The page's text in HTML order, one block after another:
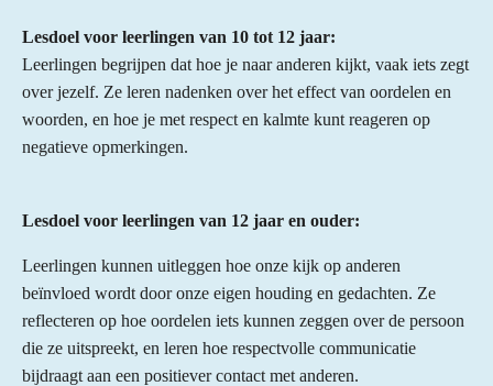
r
r
e
n
Lesdoel voor leerlingen van 10 tot 12 jaar:
Leerlingen begrijpen dat hoe je naar anderen kijkt, vaak iets zegt
over jezelf. Ze leren nadenken over het effect van oordelen en
woorden, en hoe je met respect en kalmte kunt reageren op
negatieve opmerkingen.
Lesdoel voor leerlingen van 12 jaar en ouder:
Leerlingen kunnen uitleggen hoe onze kijk op anderen
beïnvloed wordt door onze eigen houding en gedachten. Ze
reflecteren op hoe oordelen iets kunnen zeggen over de persoon
die ze uitspreekt, en leren hoe respectvolle communicatie
bijdraagt aan een positiever contact met anderen.